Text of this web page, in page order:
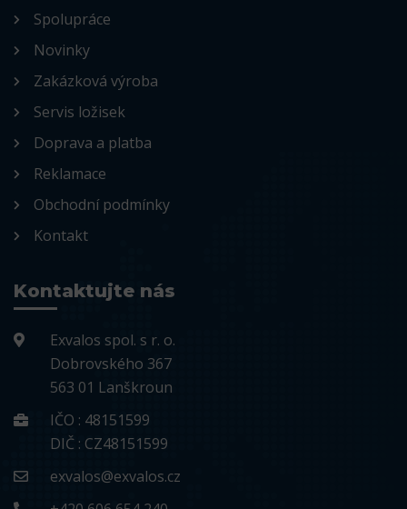
Spolupráce
Novinky
Zakázková výroba
Servis ložisek
Doprava a platba
Reklamace
Obchodní podmínky
Kontakt
Kontaktujte nás
Exvalos spol. s r. o.
Dobrovského 367
563 01 Lanškroun
IČO : 48151599
DIČ : CZ48151599
exvalos@exvalos.cz